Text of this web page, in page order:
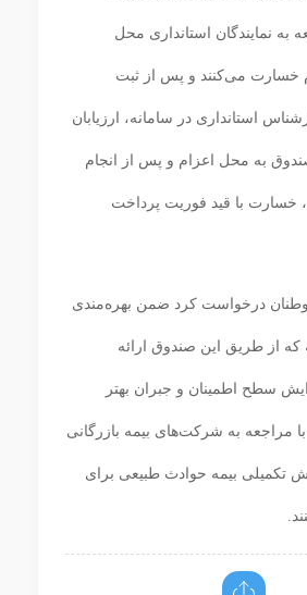
به نمایندگان استانداری محل
خسارت می‌کنند و پس از ثبت
استانداری در سامانه، ارزیابان
به محل اعزام و پس از انجام
خسارت با قید فوریت پرداخت
درخواست کرد ضمن بهره‌مندی
که از طریق این صندوق ارائه
سطح اطمینان و جبران بهتر
مراجعه به شرکت‌های بیمه بازرگانی
تکمیلی بیمه حوادث طبیعی برای